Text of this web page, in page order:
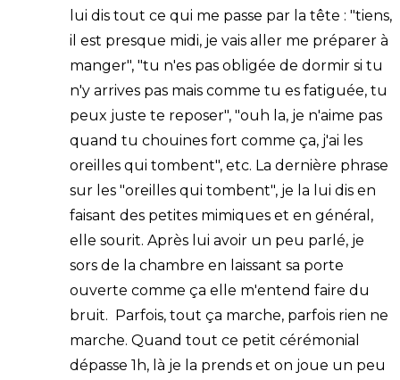
lui dis tout ce qui me passe par la tête : "tiens,
il est presque midi, je vais aller me préparer à
manger", "tu n'es pas obligée de dormir si tu
n'y arrives pas mais comme tu es fatiguée, tu
peux juste te reposer", "ouh la, je n'aime pas
quand tu chouines fort comme ça, j'ai les
oreilles qui tombent", etc. La dernière phrase
sur les "oreilles qui tombent", je la lui dis en
faisant des petites mimiques et en général,
elle sourit. Après lui avoir un peu parlé, je
sors de la chambre en laissant sa porte
ouverte comme ça elle m'entend faire du
bruit. Parfois, tout ça marche, parfois rien ne
marche. Quand tout ce petit cérémonial
dépasse 1h, là je la prends et on joue un peu